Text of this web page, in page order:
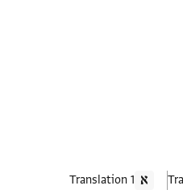
1 Translation